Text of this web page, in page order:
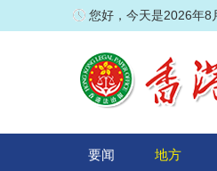
您好，今天是2026年8
要闻 地方